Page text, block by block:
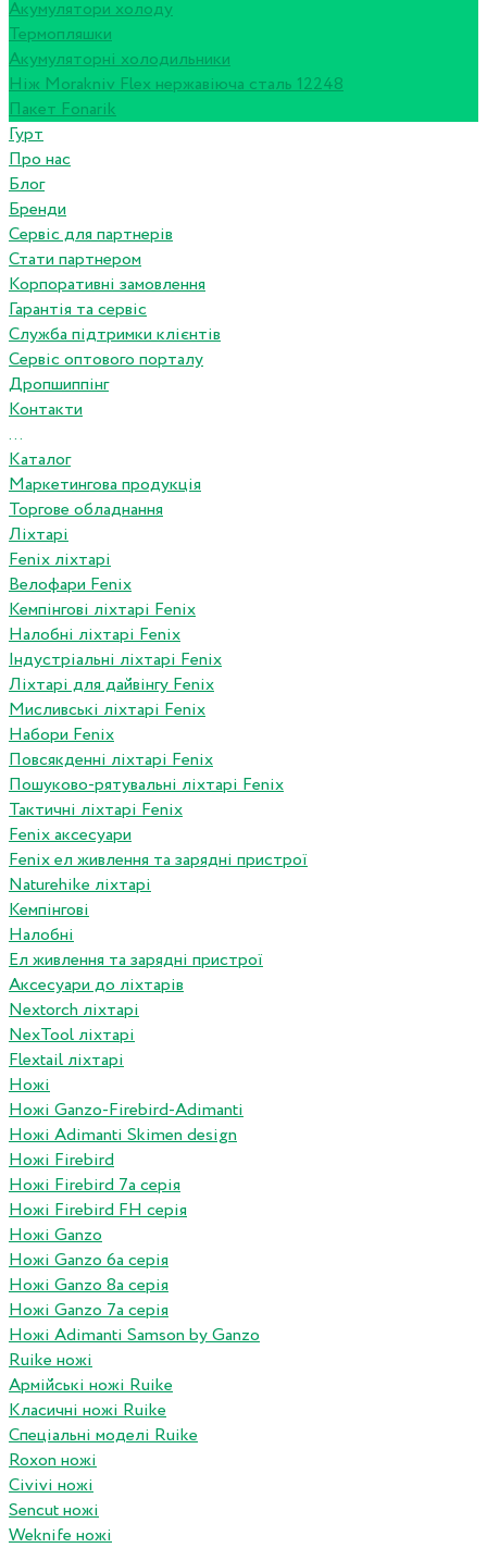
Акумулятори холоду
Термопляшки
Акумуляторні холодильники
Ніж Morakniv Flex нержавіюча сталь 12248
Пакет Fonarik
Гурт
Про нас
Блог
Бренди
Сервіс для партнерів
Стати партнером
Корпоративні замовлення
Гарантія та сервіс
Служба підтримки клієнтів
Сервіс оптового порталу
Дропшиппінг
Контакти
...
Каталог
Маркетингова продукція
Торгове обладнання
Ліхтарі
Fenix ліхтарі
Велофари Fenix
Кемпінгові ліхтарі Fenix
Налобні ліхтарі Fenix
Індустріальні ліхтарі Fenix
Ліхтарі для дайвінгу Fenix
Мисливські ліхтарі Fenix
Набори Fenix
Повсякденні ліхтарі Fenix
Пошуково-рятувальні ліхтарі Fenix
Тактичні ліхтарі Fenix
Fenix аксесуари
Fenix ел живлення та зарядні пристрої
Naturehike ліхтарі
Кемпінгові
Налобні
Ел живлення та зарядні пристрої
Аксесуари до ліхтарів
Nextorch ліхтарі
NexTool ліхтарі
Flextail ліхтарі
Ножі
Ножі Ganzo-Firebird-Adimanti
Ножі Adimanti Skimen design
Ножі Firebird
Ножі Firebird 7а серія
Ножі Firebird FH серія
Ножі Ganzo
Ножі Ganzo 6а серія
Ножі Ganzo 8а серія
Ножі Ganzo 7а серія
Ножі Adimanti Samson by Ganzo
Ruike ножі
Армійські ножі Ruike
Класичні ножі Ruike
Спеціальні моделі Ruike
Roxon ножi
Civivi ножі
Sencut ножі
Weknife ножі